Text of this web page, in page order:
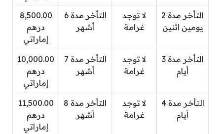
التأخر مدة 2
يومين اثنين
لا توجد
غرامة
التأخر مدة 6
أشهر
8,500.00
درهم
إماراتي
التأخر مدة 3
أيام
لا توجد
غرامة
التأخر مدة 7
أشهر
10,000.00
درهم
إماراتي
التأخر مدة 4
أيام
لا توجد
غرامة
التأخر مدة 8
أشهر
11,500.00
درهم
إماراتي